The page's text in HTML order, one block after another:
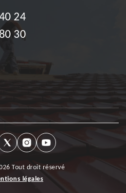
24
30
Tout droit réservé
légales